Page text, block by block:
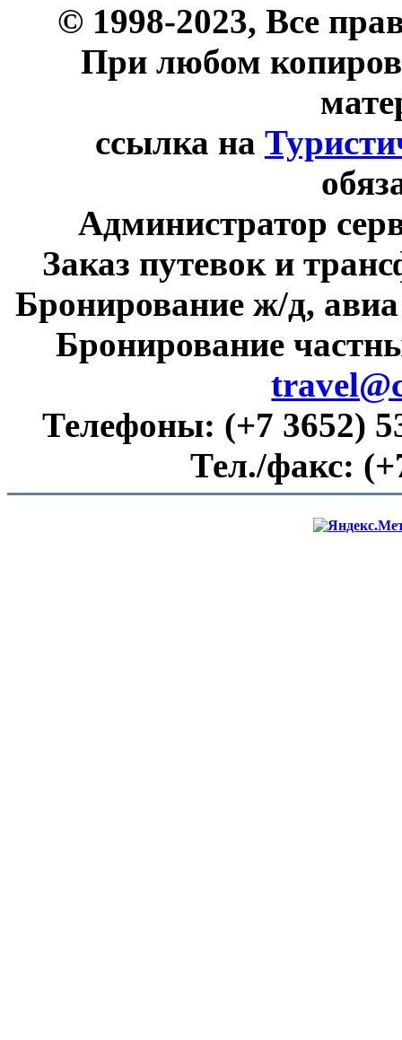
© 1998-2023, Все
При любом
ссылка на
Администратор
Заказ путевок и
Бронирование ж/д,
Бронирование
Телефоны: (+7 3652)
Тел./факс: